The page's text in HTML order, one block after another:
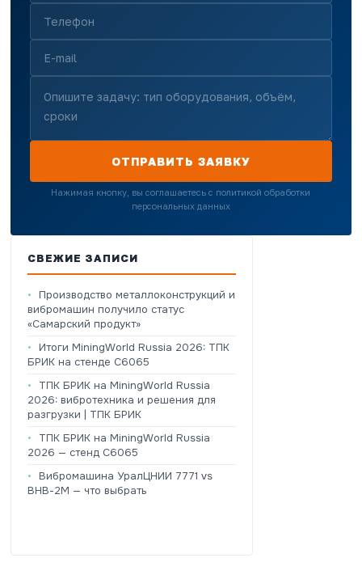
ОТПРАВИТЬ ЗАЯВКУ
Нажимая кнопку, вы соглашаетесь с политикой обработки
персональных данных
СВЕЖИЕ ЗАПИСИ
Производство металлоконструкций и
вибромашин получило статус
«Самарский продукт»
Итоги MiningWorld Russia 2026: ТПК
БРИК на стенде C6065
ТПК БРИК на MiningWorld Russia
2026: вибротехника и решения для
разгрузки | ТПК БРИК
ТПК БРИК на MiningWorld Russia
2026 — стенд C6065
Вибромашина УралЦНИИ 7771 vs
ВНВ-2М — что выбрать